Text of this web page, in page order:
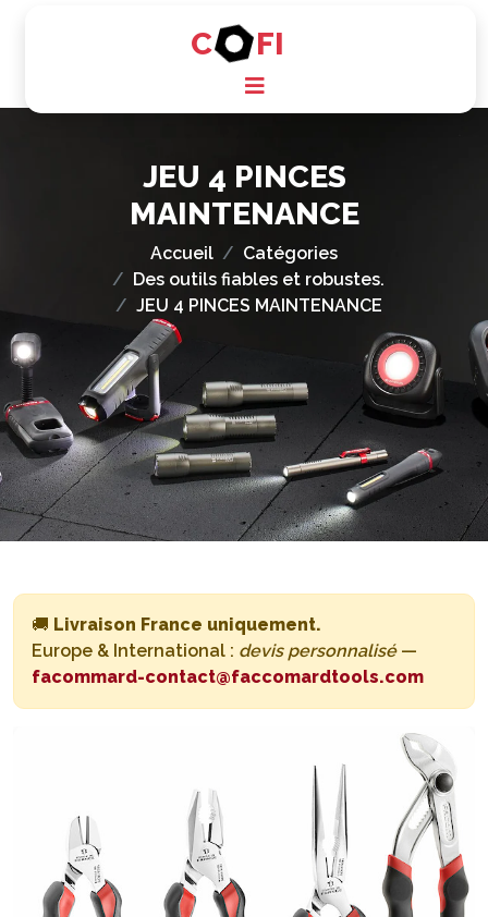
C FI
JEU 4 PINCES
MAINTENANCE
Accueil
Catégories
Des outils fiables et robustes.
JEU 4 PINCES MAINTENANCE
🚚 Livraison France uniquement.
Europe & International : devis personnalisé—
facommard-contact@faccomardtools.com